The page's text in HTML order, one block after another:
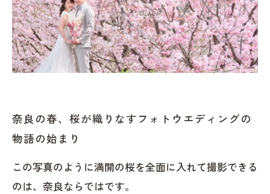
しく切り取る秘訣
桜舞う奈良の春にぴったり！最高のフォトウ
エディングを実現するために
見ているだけで幸せな気持ちになる写真
キキフォトワークス
監修者：池田一喜
奈良の春、桜が織りなすフォトウエディングの
物語の始まり
この写真のように満開の桜を全面に入れて撮影できる
のは、奈良ならではです。